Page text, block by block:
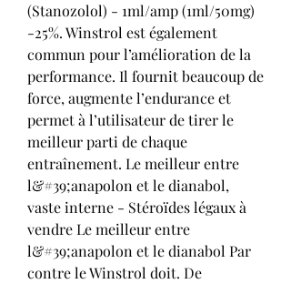
(Stanozolol) - 1ml/amp (1ml/50mg)
-25%. Winstrol est également
commun pour l’amélioration de la
performance. Il fournit beaucoup de
force, augmente l’endurance et
permet à l’utilisateur de tirer le
meilleur parti de chaque
entraînement. Le meilleur entre
l&#39;anapolon et le dianabol,
vaste interne - Stéroïdes légaux à
vendre Le meilleur entre
l&#39;anapolon et le dianabol Par
contre le Winstrol doit. De